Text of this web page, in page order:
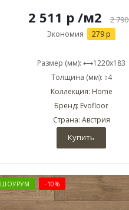
2 511 р /м2 2 790
Экономия 279 р
Размер (мм): ⟷1220x183
Толщина (мм): ↕4
Коллекция: Home
Бренд: Evofloor
Страна: Австрия
Купить
ШОУРУМ -10%